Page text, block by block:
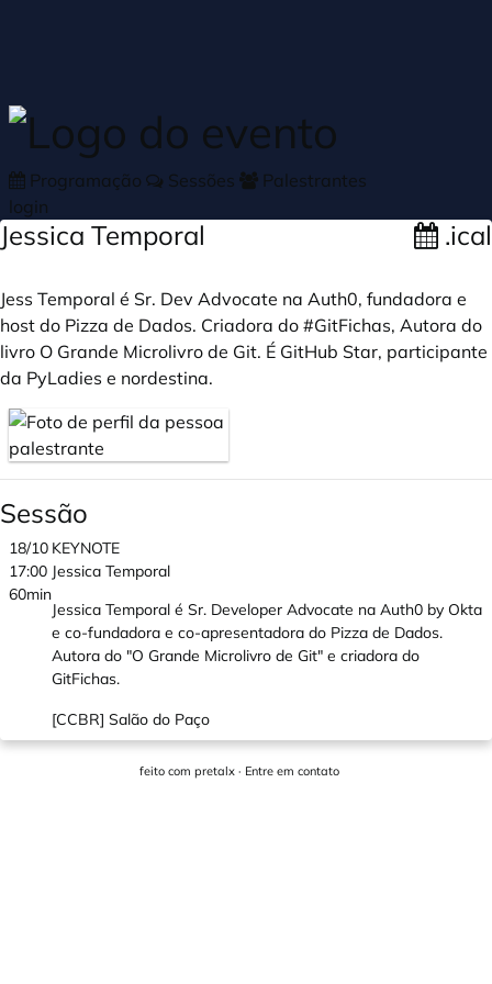
Programação Sessões
Palestrantes
login
Jessica Temporal .ical
Jess Temporal é Sr. Dev Advocate na Auth0, fundadora e
host do Pizza de Dados. Criadora do #GitFichas, Autora do
livro O Grande Microlivro de Git. É GitHub Star, participante
da PyLadies e nordestina.
Sessão
18/10
17:00
60min
KEYNOTE
Jessica Temporal
Jessica Temporal é Sr. Developer Advocate na Auth0 by Okta
e co-fundadora e co-apresentadora do Pizza de Dados.
Autora do "O Grande Microlivro de Git" e criadora do
GitFichas.
[CCBR] Salão do Paço
feito com pretalx · Entre em contato